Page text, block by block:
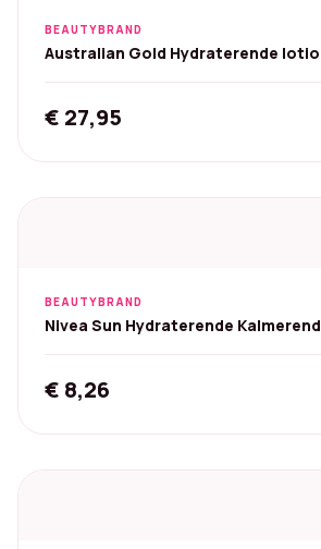
BEAUTYBRAND
Australian Gold Hydraterende
€ 27,95
BEAUTYBRAND
Nivea Sun Hydraterende
€ 8,26